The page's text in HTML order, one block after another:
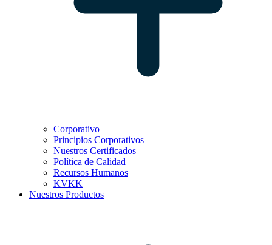
Corporativo
Principios Corporativos
Nuestros Certificados
Política de Calidad
Recursos Humanos
KVKK
Nuestros Productos